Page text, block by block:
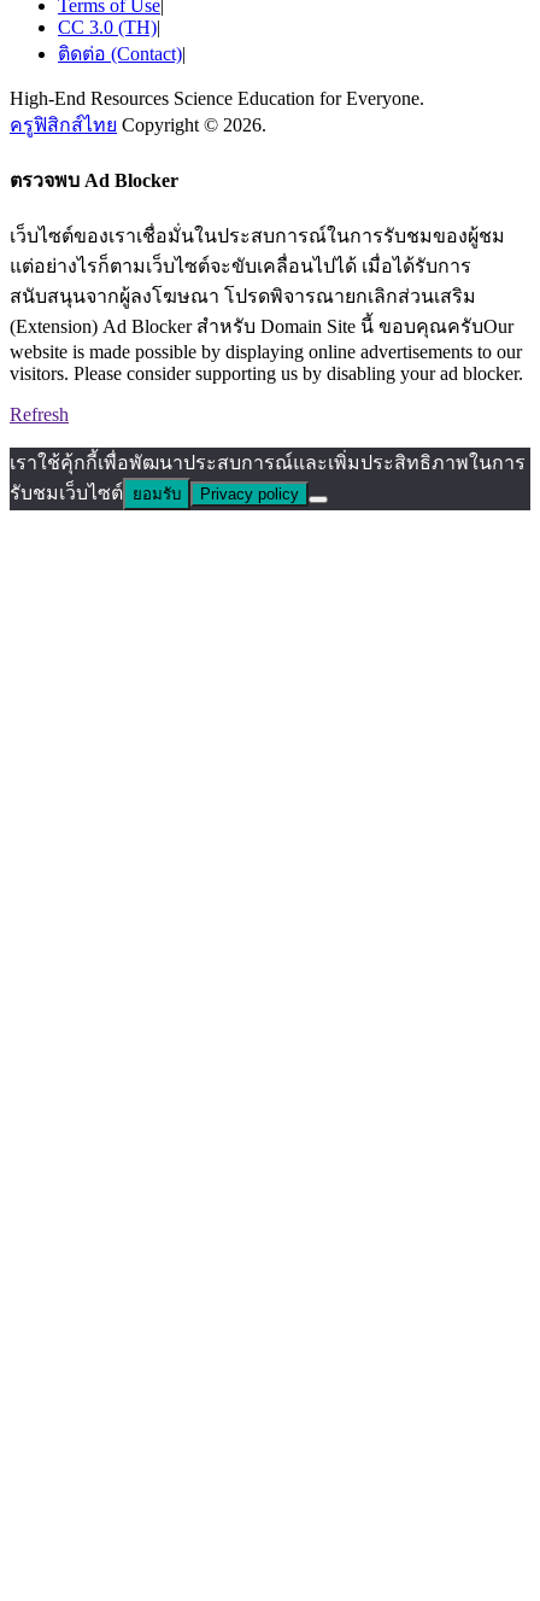
Terms of Use
CC 3.0 (TH)|
ติดต่อ (Contact)|
High-End Resources Science Education for Everyone.
ครูฟิสิกส์ไทย Copyright © 2026.
ตรวจพบ Ad Blocker
เว็บไซต์ของเราเชื่อมั่นในประสบการณ์ในการรับชมของผู้ชม
แต่อย่างไรก็ตามเว็บไซต์จะขับเคลื่อนไปได้ เมื่อได้รับการ
สนับสนุนจากผู้ลงโฆษณา โปรดพิจารณายกเลิกส่วนเสริม
(Extension) Ad Blocker สำหรับ Domain Site นี้ ขอบคุณครับOur
website is made possible by displaying online advertisements to our
visitors. Please consider supporting us by disabling your ad blocker.
Refresh
เราใช้คุ้กกี้เพื่อพัฒนาประสบการณ์และเพิ่มประสิทธิภาพในการ
รับชมเว็บไซต์ ยอมรับ Privacy policy